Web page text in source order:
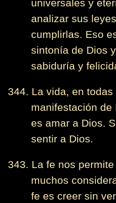
universales y
analizar sus
cumplirlas. Eso
sintonía de Dios
sabiduría y
344. La vida, en
manifestación de
es amar a Dios.
sentir a Dios.
343. La fe nos
muchos
fe es creer sin